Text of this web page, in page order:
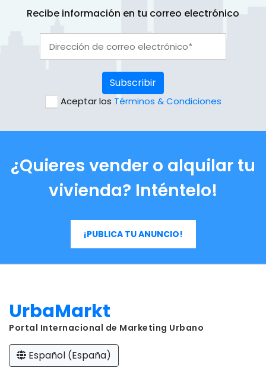
Recibe información en tu correo electrónico
Subscribir
Aceptar los Términos & Condiciones
¿Quieres vender o alquilar tu
vivienda? Inténtelo!
¡PUBLICA TU ANUNCIO!
UrbaMarkt
Portal Internacional de Marketing Urbano
Español (España)